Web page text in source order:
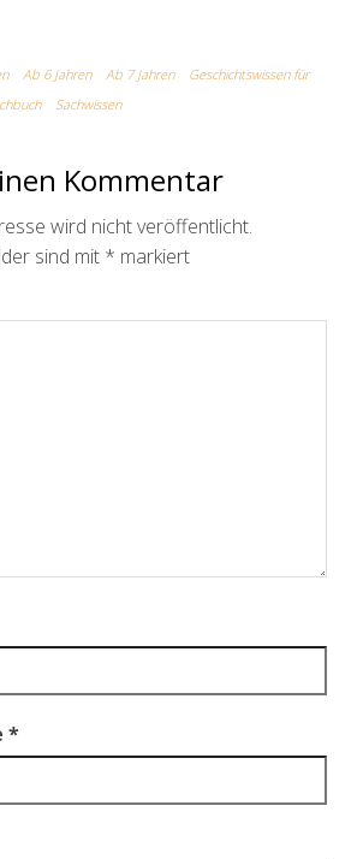
Ab 6 Jahren Ab 7 Jahren
Geschichtswissen für
Sachwissen
Kommentar
wird nicht veröffentlicht.
sind mit * markiert
*